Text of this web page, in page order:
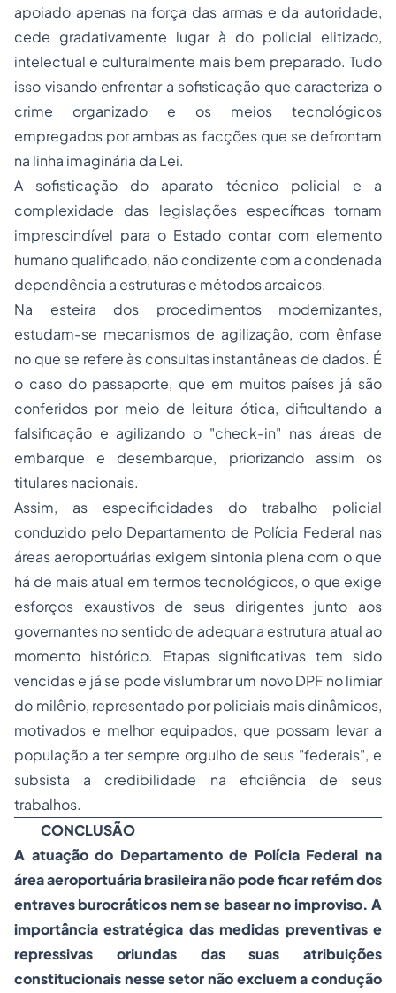
apoiado apenas na força das armas e da autoridade,
cede gradativamente lugar à do policial elitizado,
intelectual e culturalmente mais bem preparado. Tudo
isso visando enfrentar a sofisticação que caracteriza o
crime organizado e os meios tecnológicos
empregados por ambas as facções que se defrontam
na linha imaginária da Lei.
A sofisticação do aparato técnico policial e a
complexidade das legislações específicas tornam
imprescindível para o Estado contar com elemento
humano qualificado, não condizente com a condenada
dependência a estruturas e métodos arcaicos.
Na esteira dos procedimentos modernizantes,
estudam-se mecanismos de agilização, com ênfase
no que se refere às consultas instantâneas de dados. É
o caso do passaporte, que em muitos países já são
conferidos por meio de leitura ótica, dificultando a
falsificação e agilizando o "check-in" nas áreas de
embarque e desembarque, priorizando assim os
titulares nacionais.
Assim, as especificidades do trabalho policial
conduzido pelo Departamento de Polícia Federal nas
áreas aeroportuárias exigem sintonia plena com o que
há de mais atual em termos tecnológicos, o que exige
esforços exaustivos de seus dirigentes junto aos
governantes no sentido de adequar a estrutura atual ao
momento histórico. Etapas significativas tem sido
vencidas e já se pode vislumbrar um novo DPF no limiar
do milênio, representado por policiais mais dinâmicos,
motivados e melhor equipados, que possam levar a
população a ter sempre orgulho de seus "federais", e
subsista a credibilidade na eficiência de seus
trabalhos.
CONCLUSÃO
A atuação do Departamento de Polícia Federal na
área aeroportuária brasileira não pode ficar refém dos
entraves burocráticos nem se basear no improviso. A
importância estratégica das medidas preventivas e
repressivas oriundas das suas atribuições
constitucionais nesse setor não excluem a condução